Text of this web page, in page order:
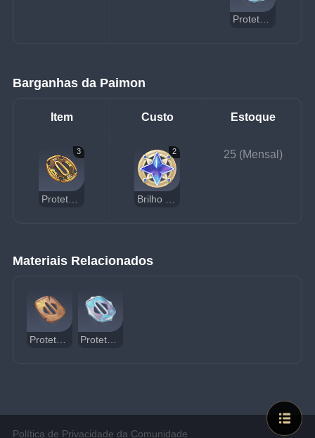
Protetor de Mão Kageuchi
Barganhas da Paimon
Item Custo Estoque
3
Protetor de Mão Famoso
2 25 (Mensal)
Materiais Relacionados
Protetor de Mão Velho
Política de Privacidade da Comunidade